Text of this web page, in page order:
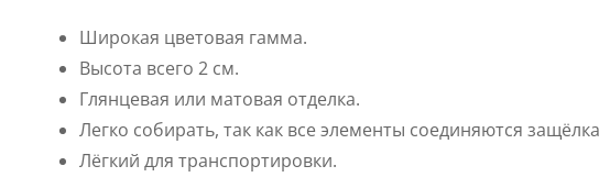
Широкая цветовая гамма.
Высота всего 2 см.
Глянцевая или матовая отделка.
Легко собирать, так как все элементы соединяются
Лёгкий для транспортировки.